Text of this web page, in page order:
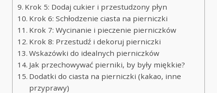
Krok 5: Dodaj cukier i przestudzony płyn
Krok 6: Schłodzenie ciasta na pierniczki
Krok 7: Wycinanie i pieczenie pierniczków
Krok 8: Przestudź i dekoruj pierniczki
Wskazówki do idealnych pierniczków
Jak przechowywać pierniki, by były miękkie?
Dodatki do ciasta na pierniczki (kakao, inne
przyprawy)